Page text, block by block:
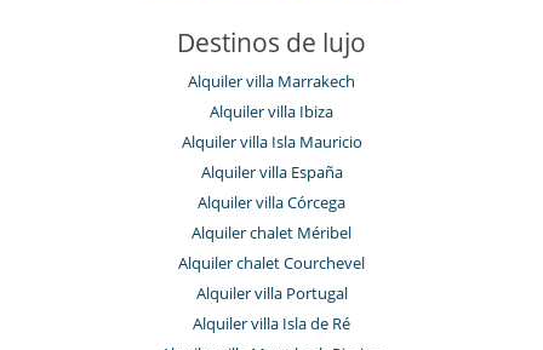
Destinos de lujo
Alquiler villa Marrakech
Alquiler villa Ibiza
Alquiler villa Isla Mauricio
Alquiler villa España
Alquiler villa Córcega
Alquiler chalet Méribel
Alquiler chalet Courchevel
Alquiler villa Portugal
Alquiler villa Isla de Ré